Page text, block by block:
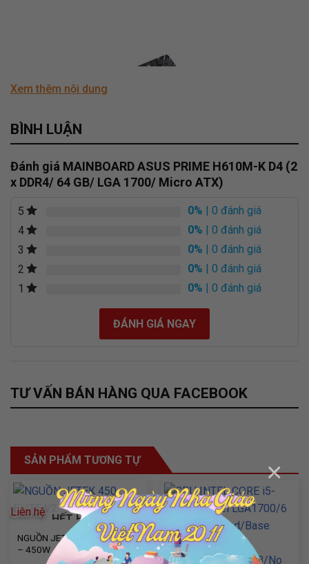
×
Hệ thống làm mát toàn diện trên Mainboard Asus PRIME
Xem thêm nội dung
BÌNH LUẬN
Đánh giá MAINBOARD ASUS PRIME H610M-K D4 (2
x DDR4/ 64 GB/ LGA 1700/ Micro ATX)
5 0% | 0 đánh giá
4
0% | 0 đánh giá
3
0% | 0 đánh giá
2
0% | 0 đánh giá
1
0% | 0 đánh giá
ĐÁNH GIÁ NGAY
TƯ VẤN BÁN HÀNG QUA FACEBOOK
SẢN PHẨM TƯƠNG TỰ
HẾT HÀNG
NGUỒN JETEK 450 ELITE V2
– 450W
Liên hệ